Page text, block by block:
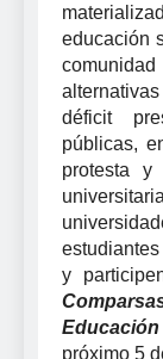
educación
déficit
públicas,
protesta
y
próximo 5